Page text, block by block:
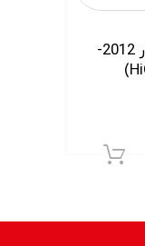
لنت ترمز جلو هیوندا گرنجور 2012-